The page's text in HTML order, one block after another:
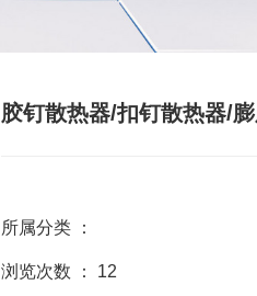
胶钉散热器/扣钉散热器/
所属分类 ：
浏览次数 ： 12